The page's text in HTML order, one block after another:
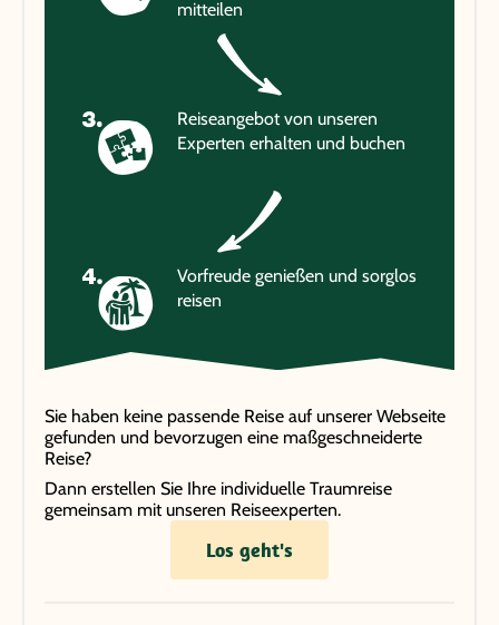
mitteilen
Reiseangebot von unseren
Experten erhalten und buchen
Vorfreude genießen und sorglos
reisen
Sie haben keine passende Reise auf unserer Webseite
gefunden und bevorzugen eine maßgeschneiderte
Reise?
Dann erstellen Sie Ihre individuelle Traumreise
gemeinsam mit unseren Reiseexperten.
Los geht's